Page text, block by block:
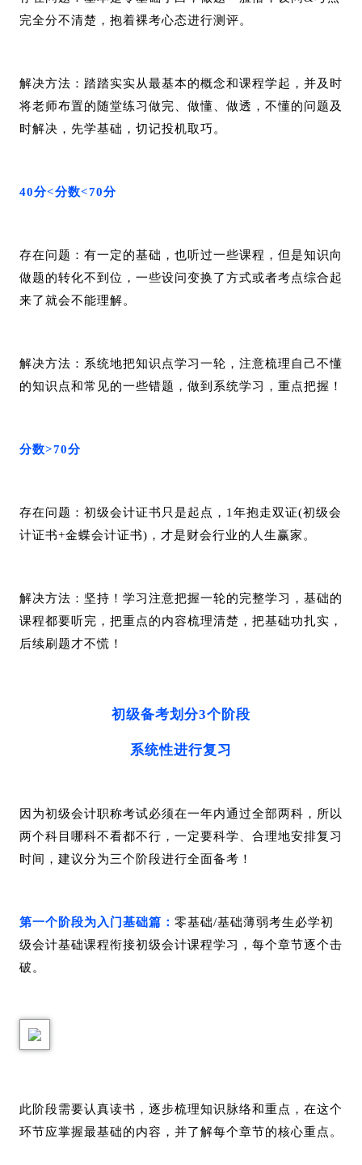
完全分不清楚，抱着裸考心态进行测评。
解决方法：踏踏实实从最基本的概念和课程学起，并及时
将老师布置的随堂练习做完、做懂、做透，不懂的问题及
时解决，先学基础，切记投机取巧。
40分<分数<70分
存在问题：有一定的基础，也听过一些课程，但是知识向
做题的转化不到位，一些设问变换了方式或者考点综合起
来了就会不能理解。
解决方法：系统地把知识点学习一轮，注意梳理自己不懂
的知识点和常见的一些错题，做到系统学习，重点把握！
分数>70分
存在问题：初级会计证书只是起点，1年抱走双证(初级会
计证书+金蝶会计证书)，才是财会行业的人生赢家。
解决方法：坚持！学习注意把握一轮的完整学习，基础的
课程都要听完，把重点的内容梳理清楚，把基础功扎实，
后续刷题才不慌！
初级备考划分3个阶段
系统性进行复习
因为初级会计职称考试必须在一年内通过全部两科，所以
两个科目哪科不看都不行，一定要科学、合理地安排复习
时间，建议分为三个阶段进行全面备考！
第一个阶段为入门基础篇： 零基础/基础薄弱考生必学初
级会计基础课程衔接初级会计课程学习，每个章节逐个击
破。
此阶段需要认真读书，逐步梳理知识脉络和重点，在这个
环节应掌握最基础的内容，并了解每个章节的核心重点。